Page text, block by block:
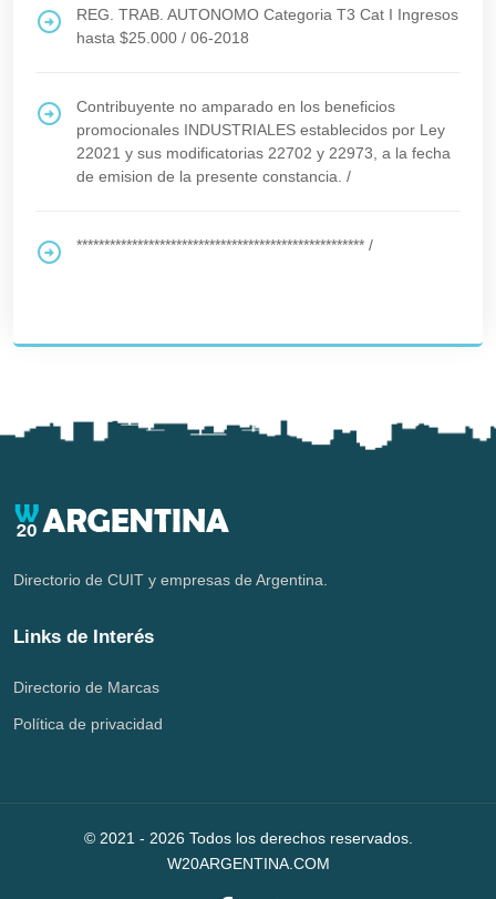
REG. TRAB. AUTONOMO Categoria T3 Cat I Ingresos
hasta $25.000 / 06-2018
Contribuyente no amparado en los beneficios
promocionales INDUSTRIALES establecidos por Ley
22021 y sus modificatorias 22702 y 22973, a la fecha
de emision de la presente constancia. /
**************************************************** /
Directorio de CUIT y empresas de Argentina.
Links de Interés
Directorio de Marcas
Política de privacidad
© 2021 - 2026 Todos los derechos reservados.
W20ARGENTINA.COM